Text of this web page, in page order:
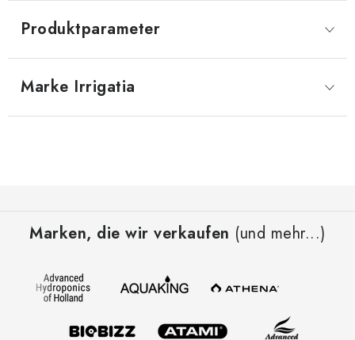
Produktparameter
Marke Irrigatia
Marken, die wir verkaufen (und mehr...)